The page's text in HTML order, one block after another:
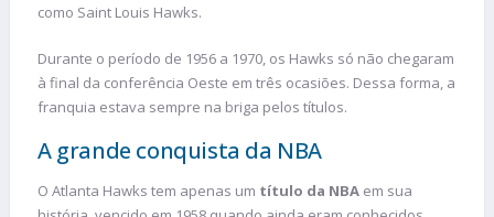
como Saint Louis Hawks.
Durante o período de 1956 a 1970, os Hawks só não chegaram
à final da conferência Oeste em três ocasiões. Dessa forma, a
franquia estava sempre na briga pelos títulos.
A grande conquista da NBA
O Atlanta Hawks tem apenas um título da NBA em sua